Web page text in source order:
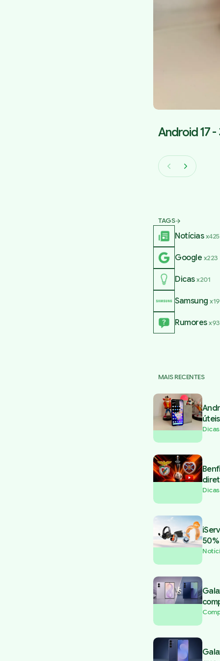
Android 17
TAGS
Notíciasx425
Google x223
Dicasx201
Samsung
Rumoresx93
MAIS RECENTES
úteis
Dicas
Dicas